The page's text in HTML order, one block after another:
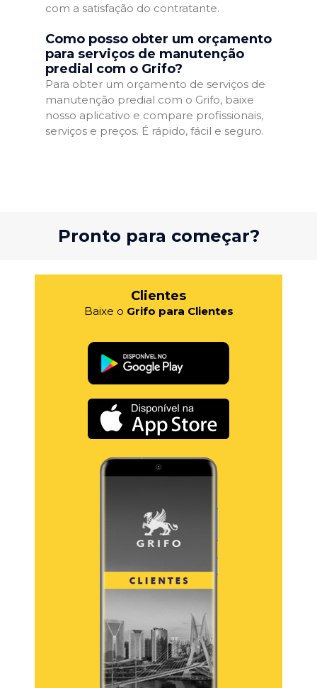
com a satisfação do contratante.
Como posso obter um orçamento
para serviços de manutenção
predial com o Grifo?
Para obter um orçamento de serviços de
manutenção predial com o Grifo, baixe
nosso aplicativo e compare profissionais,
serviços e preços. É rápido, fácil e seguro.
Pronto para começar?
Clientes
Baixe o Grifo para Clientes